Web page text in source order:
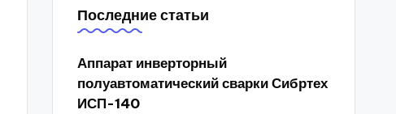
Последние статьи
Аппарат инверторный
полуавтоматический сварки Сибртех
ИСП-140